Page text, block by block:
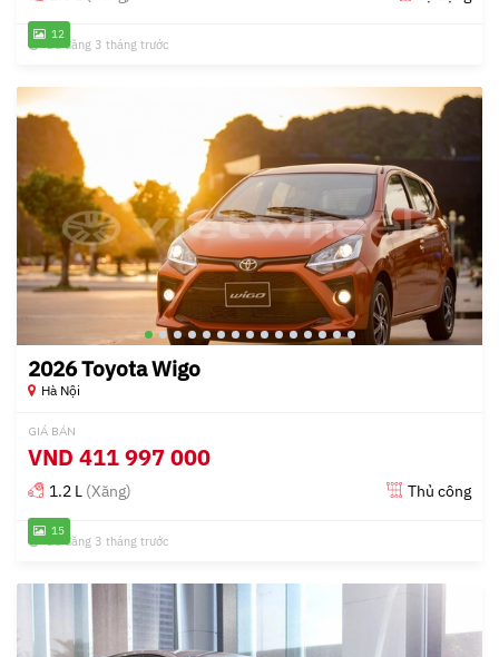
12
Đã đăng 3 tháng trước
15
2026 Toyota Wigo
Hà Nội
GIÁ BÁN
VND 411 997 000
1.2 L (Xăng) Thủ công
Đã đăng 3 tháng trước